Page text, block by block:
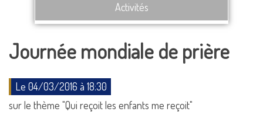
Activités
Journée mondiale de prière
Le 04/03/2016 à 18:30
sur le thème "Qui reçoit les enfants me reçoit"